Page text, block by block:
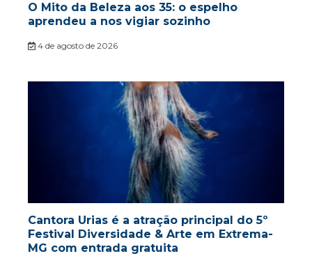
O Mito da Beleza aos 35: o espelho
aprendeu a nos vigiar sozinho
4 de agosto de 2026
Cantora Urias é a atração principal do 5º
Festival Diversidade & Arte em Extrema-
MG com entrada gratuita